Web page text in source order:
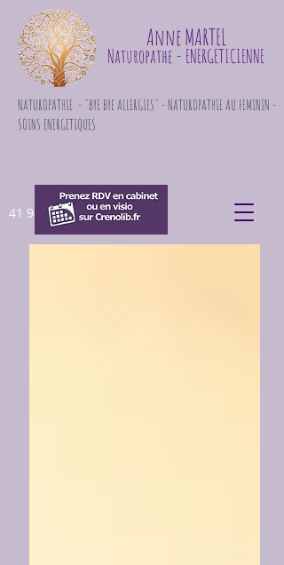
Anne MARTEL
Naturopathe - ENERGETICIENNE
NATUROPATHIE - "BYE BYE ALLERGIES" - NATUROPATHIE AU FEMININ -
SOINS ENERGETIQUES
41 948 871